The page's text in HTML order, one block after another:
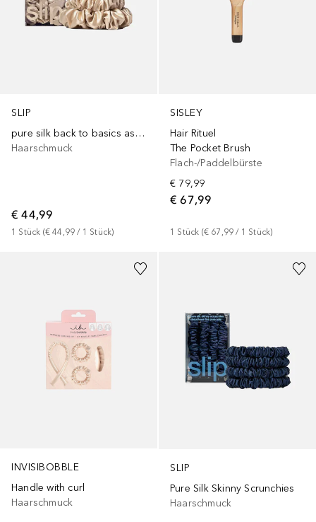
SLIP
pure silk back to basics assorted scrunchies - blonde
Haarschmuck
€ 44,99
1 Stück (€ 44,99 / 1 Stück)
SISLEY
Hair Rituel
The Pocket Brush
Flach-/Paddelbürste
€ 79,99
€ 67,99
1 Stück (€ 67,99 / 1 Stück)
INVISIBOBBLE
Handle with curl
Haarschmuck
SLIP
Pure Silk Skinny Scrunchies
Haarschmuck